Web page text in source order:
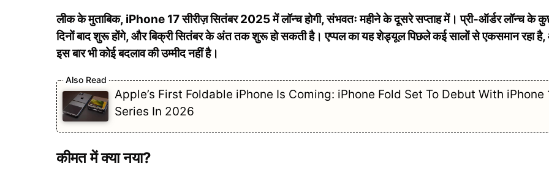
लीक के मुताबिक, iPhone 17 सीरीज़ सितंबर 2025 में लॉन्च होगी, संभवतः महीने के दूसरे सप्ताह में। प्री-ऑर्डर लॉन्च के
दिनों बाद शुरू होंगे, और बिक्री सितंबर के अंत तक शुरू हो सकती है। एप्पल का यह शेड्यूल पिछले कई सालों से एकसमान रहा
इस बार भी कोई बदलाव की उम्मीद नहीं है।
Apple’s First Foldable iPhone Is Coming: iPhone Fold Set To Debut With iPhone
Series In 2026
कीमत में क्या नया?